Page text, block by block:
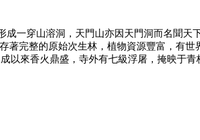
成一穿山溶洞，天門山亦因天門洞而名
著完整的原始次生林，植物資源豐富，有
以來香火鼎盛，寺外有七級浮屠，掩映于